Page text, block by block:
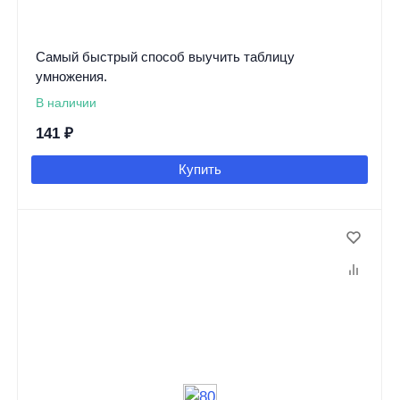
Самый быстрый способ выучить таблицу
умножения.
В наличии
141 ₽
Купить